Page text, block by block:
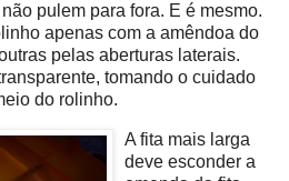
pulem para fora. E é mesmo.
apenas com a amêndoa do
pelas aberturas laterais.
tomando o cuidado
do rolinho.
A fita mais larga
deve esconder a